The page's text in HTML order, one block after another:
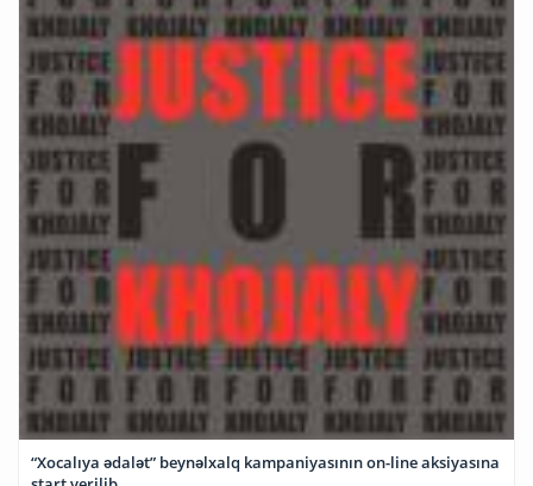
“Xocalıya ədalət” beynəlxalq kampaniyasının on-line aksiyasına